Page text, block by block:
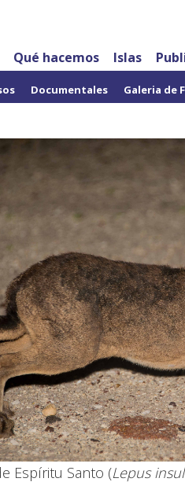
Qué hacemos Islas
Documentales Galeria de
Espíritu Santo (Lepus